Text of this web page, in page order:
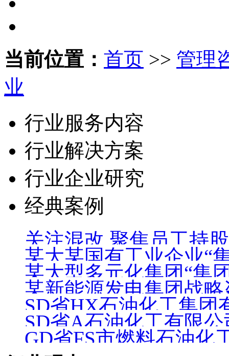
当前位置： 首页 >> 管理
业
行业服务内容
行业解决方案
行业企业研究
经典案例
关注混改 聚焦员工持股
某大某国有工业企业“
某大型多元化集团“集
某新能源发电集团战
SD省HX石油化工集团
询项目
SD省A石油化工有限
GD省FS市燃料石油化